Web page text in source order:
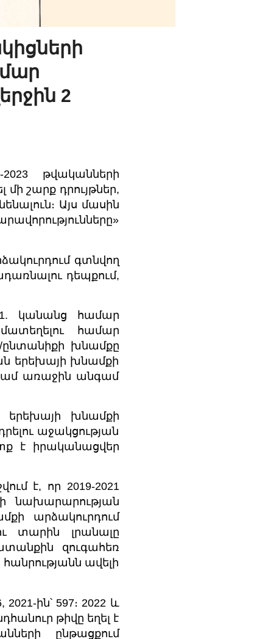
2
թվականների
շարք դրույթներ,
Այս մասին
գտնվող
դեպքում,
1. կանանց համար
համար
խնամքը
երեխայի խնամքի
առաջին անգամ
երեխայի խնամքի
աջակցության
է իրականացվեր
է, որ 2019-2021
նախարարության
արձակուրդում
տարին լրանալը
զուգահեռ
ավելի
ին՝ 597։ 2022 և
թիվը եղել է
ընթացքում